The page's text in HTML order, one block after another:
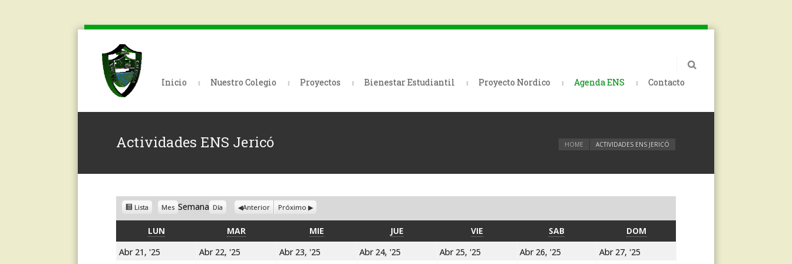
Inicio Nuestro Colegio Proyectos Bienestar Estudiantil Proyecto Nordico Agenda ENS Contacto
Actividades ENS Jericó HOME ACTIVIDADES ENS JERICÓ
Ver
Lista Mes Semana Día Anterior Próximo
LUNLUNES MARMARTES MIEMIÉRCOLES JUEJUEVES VIEVIERNES SAB DOMDOMINGO
Abr 21, '25
Abr 22, '25 Abr 23, '25 Abr 24, '25 Abr 25, '25 Abr 26, '25 Abr 27, '25